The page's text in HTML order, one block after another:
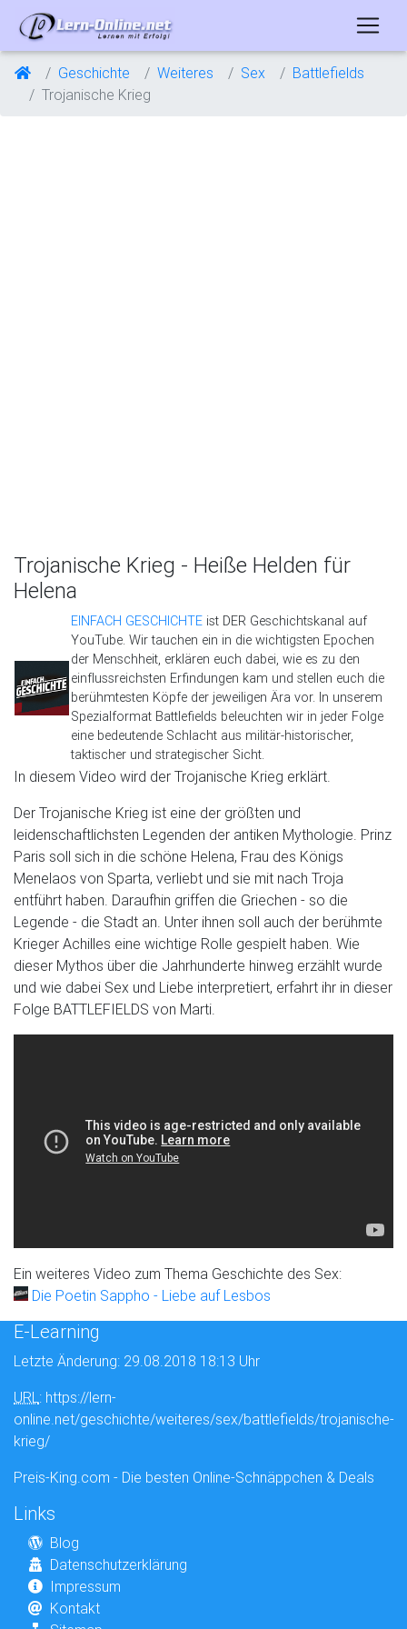
Geschichte Weiteres Sex
Battlefields
Trojanische Krieg
Trojanische Krieg - Heiße Helden für
Helena
EINFACH GESCHICHTE ist DER Geschichtskanal auf
YouTube. Wir tauchen ein in die wichtigsten Epochen
der Menschheit, erklären euch dabei, wie es zu den
einflussreichsten Erfindungen kam und stellen euch die
berühmtesten Köpfe der jeweiligen Ära vor. In unserem
Spezialformat Battlefields beleuchten wir in jeder Folge
eine bedeutende Schlacht aus militär-historischer,
taktischer und strategischer Sicht.
In diesem Video wird der Trojanische Krieg erklärt.
Der Trojanische Krieg ist eine der größten und
leidenschaftlichsten Legenden der antiken Mythologie. Prinz
Paris soll sich in die schöne Helena, Frau des Königs
Menelaos von Sparta, verliebt und sie mit nach Troja
entführt haben. Daraufhin griffen die Griechen - so die
Legende - die Stadt an. Unter ihnen soll auch der berühmte
Krieger Achilles eine wichtige Rolle gespielt haben. Wie
dieser Mythos über die Jahrhunderte hinweg erzählt wurde
und wie dabei Sex und Liebe interpretiert, erfahrt ihr in dieser
Folge BATTLEFIELDS von Marti.
Ein weiteres Video zum Thema Geschichte des Sex:
Die Poetin Sappho - Liebe auf Lesbos
E-Learning
Letzte Änderung: 29.08.2018 18:13 Uhr
URL: https://lern-
online.net/geschichte/weiteres/sex/battlefields/trojanische-
krieg/
Preis-King.com - Die besten Online-Schnäppchen & Deals
Links
Blog
Datenschutzerklärung
Impressum
Kontakt